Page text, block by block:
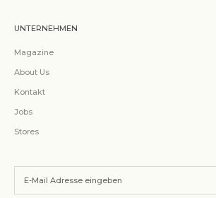
UNTERNEHMEN
Magazine
About Us
Kontakt
Jobs
Stores